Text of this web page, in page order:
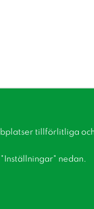
tillförlitliga
nedan.